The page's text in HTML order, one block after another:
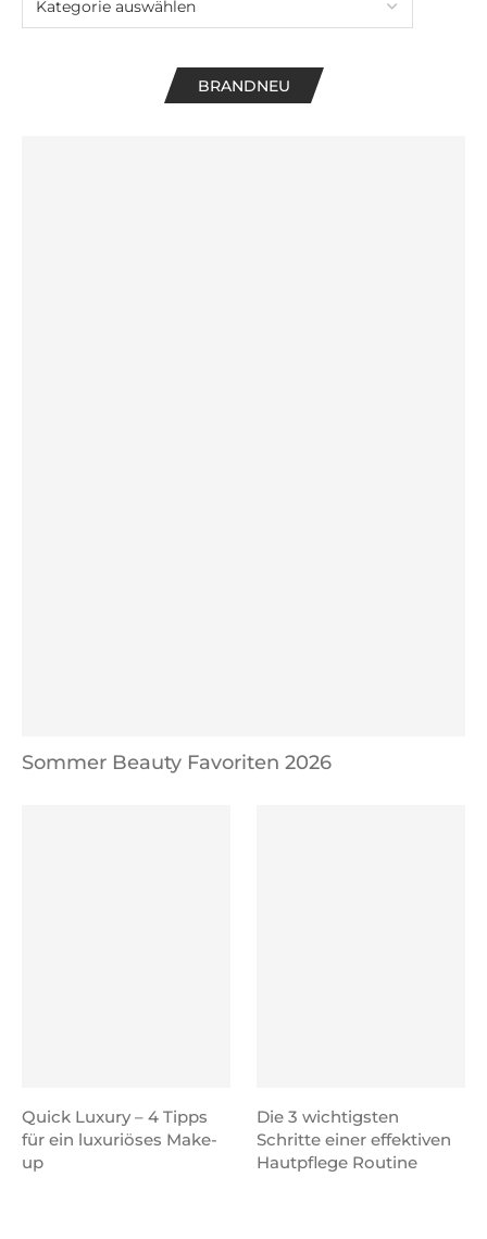
BRANDNEU
Sommer Beauty Favoriten 2026
Quick Luxury – 4 Tipps
für ein luxuriöses Make-
up
Die 3 wichtigsten
Schritte einer effektiven
Hautpflege Routine